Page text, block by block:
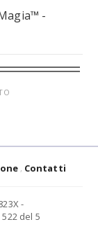
-
Contatti
-
del 5